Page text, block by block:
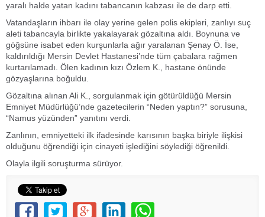
yaralı halde yatan kadını tabancanın kabzası ile de darp etti.
Vatandaşların ihbarı ile olay yerine gelen polis ekipleri, zanlıyı suç
aleti tabancayla birlikte yakalayarak gözaltına aldı. Boynuna ve
göğsüne isabet eden kurşunlarla ağır yaralanan Şenay Ö. İse,
kaldırıldığı Mersin Devlet Hastanesi’nde tüm çabalara rağmen
kurtarılamadı. Ölen kadının kızı Özlem K., hastane önünde
gözyaşlarına boğuldu.
Gözaltına alınan Ali K., sorgulanmak için götürüldüğü Mersin
Emniyet Müdürlüğü’nde gazetecilerin “Neden yaptın?” sorusuna,
“Namus yüzünden” yanıtını verdi.
Zanlının, emniyetteki ilk ifadesinde karısının başka biriyle ilişkisi
olduğunu öğrendiği için cinayeti işlediğini söylediği öğrenildi.
Olayla ilgili soruşturma sürüyor.